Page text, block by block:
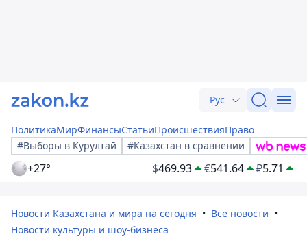
Рус
ПолитикаМирФинансыСтатьиПроисшествияПраво
#Выборы в Курултай
#Казахстан в сравнении
+27° $469.93 €541.64 ₽5.71
Новости Казахстана и мира на сегодня
Все новости
Новости культуры и шоу-бизнеса